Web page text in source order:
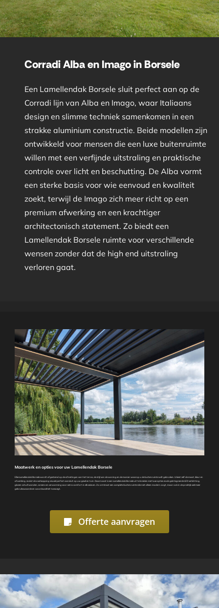
Corradi Alba en Imago in Borsele
Een Lamellendak Borsele sluit perfect aan op de
Corradi lijn van Alba en Imago, waar Italiaans
design en slimme techniek samenkomen in een
strakke aluminium constructie. Beide modellen zijn
ontwikkeld voor mensen die een luxe buitenruimte
willen met een verfijnde uitstraling en praktische
controle over licht en beschutting. De Alba vormt
een sterke basis voor wie eenvoud en kwaliteit
zoekt, terwijl de Imago zich meer richt op een
premium afwerking en een krachtiger
architectonisch statement. Zo biedt een
Lamellendak Borsele ruimte voor verschillende
wensen zonder dat de high end uitstraling
verloren gaat.
Maatwerk en opties voor uw Lamellendak Borsele
Elke Lamellendak Borsele wordt afgestemd op de afmetingen van het terras, de stijl van de woning en de manier waarop u de buitenruimte wilt gebruiken. U kiest zelf de maat, kleur en
afwerking, zodat de overkapping visueel perfect aansluit op uw gevel en tuin. Daarnaast is een Lamellendak Borsele uit te breiden met luxe opties zoals geïntegreerde LED verlichting,
glazen schuifwanden, screens en verwarming voor extra comfort in elk seizoen. Zo ontstaat een complete buitenruimte die niet alleen modern oogt, maar ook in de praktijk veel meer
gebruikswaarde en woonkwaliteit toevoegt.
Offerte aanvragen